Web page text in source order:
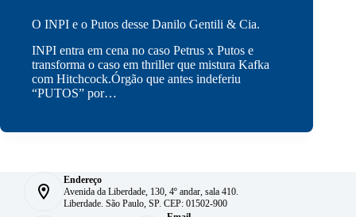
O INPI e o Putos desse Danilo Gentili & Cia.
INPI entra em cena no caso Petrus x Putos e
transforma o caso em thriller que mistura Kafka
com Hitchcock.Órgão que antes indeferiu
“PUTOS” por…
Endereço
Avenida da Liberdade, 130, 4º andar, sala 410.
Liberdade. São Paulo, SP. CEP: 01502-900